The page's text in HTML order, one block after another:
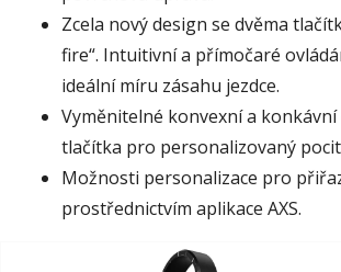
Zcela nový design se dvěma
fire“. Intuitivní a přímočaré
ideální míru zásahu jezdce.
Vyměnitelné konvexní a
tlačítka pro personalizovaný
Možnosti personalizace pro
prostřednictvím aplikace AXS.